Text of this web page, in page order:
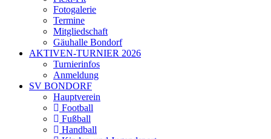
Fotogalerie
Termine
Mitgliedschaft
Gäuhalle Bondorf
AKTIVEN-TURNIER 2026
Turnierinfos
Anmeldung
SV BONDORF
Hauptverein
Football
Fußball
Handball